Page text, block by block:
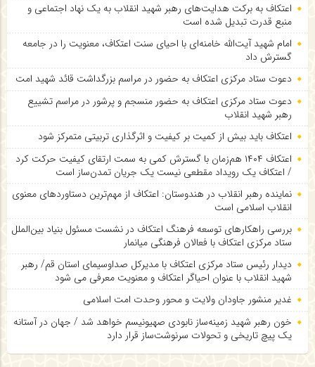
اعتکاف به برکت هدایت‌های رهبر شهید انقلاب به یک نهاد اجتماعی و
منبع قدرت تبدیل شده است
امام شهید آیت‌الله خامنه‌ای با احیای سنت اعتکاف، معنویت را در جامعه
گسترش داد
دعوت ستاد مرکزی اعتکاف به حضور در مراسم بزرگداشت قائد شهید امت
دعوت ستاد مرکزی اعتکاف به حضور منسجم و پرشور در مراسم تشییع
رهبر شهید انقلاب
اعتکاف باید بیش از کمیت بر کیفیت و اثرگذاری تربیتی متمرکز شود
اعتکاف ۱۴۰۴ هم‌زمان با گسترش کمی به سمت ارتقای کیفیت حرکت کرد
/ اعتکاف یک رویداد مقطعی نیست یک جریان تمدن‌ساز است
نماینده رهبر انقلاب در هندوستان: اعتکاف از مهم‌ترین دستاوردهای معنوی
انقلاب اسلامی است
بررسی راهکارهای توسعه فرهنگ اعتکاف در نشست مسئول بنیاد بین‌الملل
ستاد مرکزی اعتکاف با فعالان فرهنگی میانمار
دیدار رئیس ستاد مرکزی اعتکاف با مدیرکل صداوسیمای استان قم/ رهبر
شهید انقلاب با عنوان احیاگر اعتکاف و معنویت معرفی می شود
غدیر منشور جاودان ولایت و محور وحدت امت اسلامی
خون رهبر شهید زمینه‌ساز نابودی صهیونیسم خواهد شد / جهان در آستانه
یک پیچ تاریخی و تحولات سرنوشت‌ساز قرار دارد